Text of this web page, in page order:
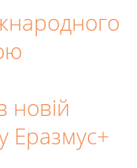
новій
Еразмус+